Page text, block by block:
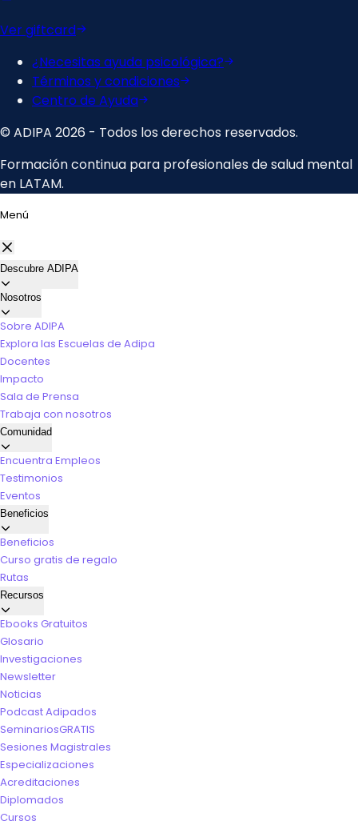
Menú
Descubre ADIPA
Nosotros
Sobre ADIPA
Explora las Escuelas de Adipa
Docentes
Impacto
Sala de Prensa
Trabaja con nosotros
Comunidad
Encuentra Empleos
Testimonios
Eventos
Beneficios
Beneficios
Curso gratis de regalo
Rutas
Recursos
Ebooks Gratuitos
Glosario
Investigaciones
Newsletter
Noticias
Podcast Adipados
SeminariosGRATIS
Sesiones Magistrales
Especializaciones
Acreditaciones
Diplomados
Cursos